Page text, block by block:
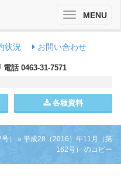
状況 お問い合わせ
電話 0463-31-7571
各種資料
ToggleMENU
） » 平成28（2016）年11月（第
162号） のコピー